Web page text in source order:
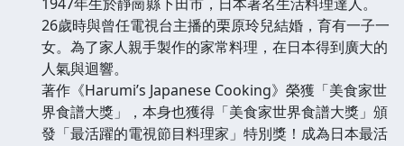
26歲時與曾任電視台主播的栗原玲兒結婚，育有一子一
女。為了家人親手製作的家常料理，在日本得到廣大的
人氣與迴響。
著作《Harumi’s Japanese Cooking》榮獲「美食家世
界食譜大獎」，本身也獲得「美食家世界食譜大獎」頒
發「最活躍的電視節目料理家」特別獎！成為日本最活